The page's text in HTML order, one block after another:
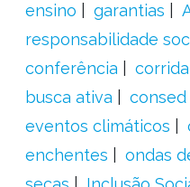
ensino
garantias
responsabilidade
conferência
corrida
busca ativa
consed
eventos climáticos
enchentes
ondas